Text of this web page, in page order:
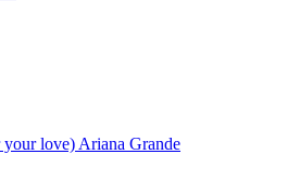
your love) Ariana Grande